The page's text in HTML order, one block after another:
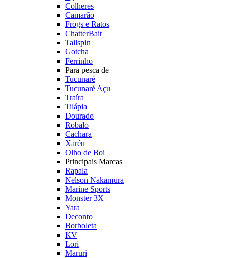
Colheres
Camarão
Frogs e Ratos
ChatterBait
Tailspin
Gotcha
Ferrinho
Para pesca de
Tucunaré
Tucunaré Açu
Traíra
Tilápia
Dourado
Robalo
Cachara
Xaréu
Olho de Boi
Principais Marcas
Rapala
Nelson Nakamura
Marine Sports
Monster 3X
Yara
Deconto
Borboleta
KV
Lori
Maruri